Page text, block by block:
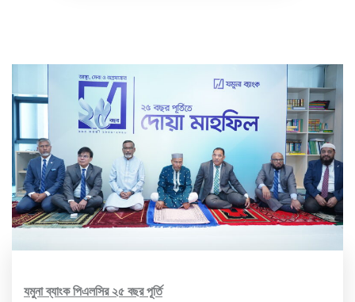
যমুনা ব্যাংক পিএলসির ২৫ বছর পূর্তি